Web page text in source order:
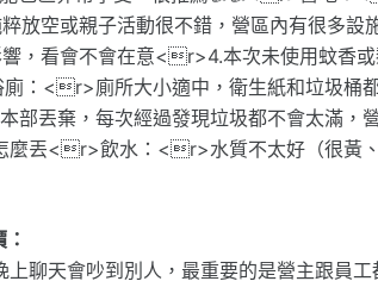
空或親子活動很不錯，營區內有很多設
，看會不會在意<r>4.本次未使用蚊香
：<r>廁所大小適中，衛生紙和垃圾桶
丟棄，每次經過發現垃圾都不會太滿，
麼丟<r>飲水：<r>水質不太好（很黃
聊天會吵到別人，最重要的是營主跟員